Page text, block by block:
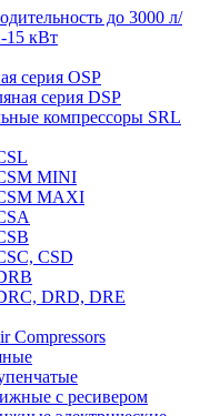
до 3000 л/
15 кВт
серия OSP
серия DSP
компрессоры SRL
MINI
MAXI
CSD
DRD, DRE
Compressors
с ресивером